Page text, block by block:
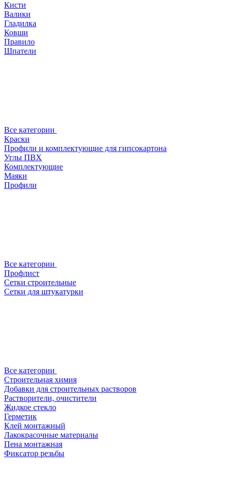
Кисти
Валики
Гладилка
Ковши
Правило
Шпатели
Все категории
Краски
Профили и комплектующие для гипсокартона
Углы ПВХ
Комплектующие
Маяки
Профили
Все категории
Профлист
Сетки строительные
Сетки для штукатурки
Все категории
Строительная химия
Добавки для строительных растворов
Растворители, очистители
Жидкое стекло
Герметик
Клей монтажный
Лакокрасочные материалы
Пена монтажная
Фиксатор резьбы